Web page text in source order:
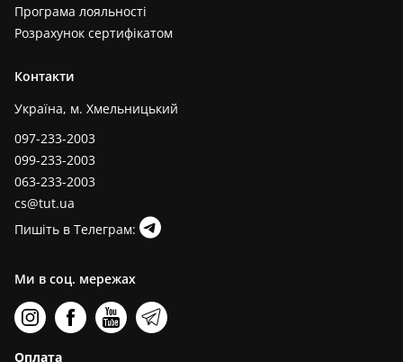
Програма лояльності
Розрахунок сертифікатом
Контакти
Україна, м. Хмельницький
097-233-2003
099-233-2003
063-233-2003
cs@tut.ua
Пишіть в Телеграм:
Ми в соц. мережах
Оплата